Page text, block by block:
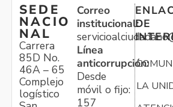
SEDE
NACIO
NAL
Carrera
85D No.
46A – 65
Complejo
logístico
Correo
institucional:
Línea
anticorrupción:
Desde
móvil o fijo:
157
DE
LA